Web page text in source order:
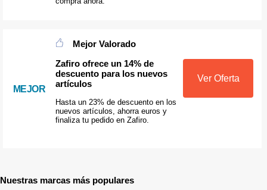
MEJOR
Mejor Valorado
Zafiro ofrece un 14% de
descuento para los nuevos
artículos
Hasta un 23% de descuento en los
nuevos artículos, ahorra euros y
finaliza tu pedido en Zafiro.
Ver Oferta
Nuestras marcas más populares